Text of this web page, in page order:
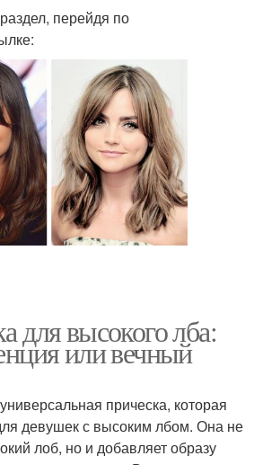
перейдя по
для высокого лба:
или вечный
прическа, которая
девушек с высоким лбом. Она не
лоб, но и добавляет образу